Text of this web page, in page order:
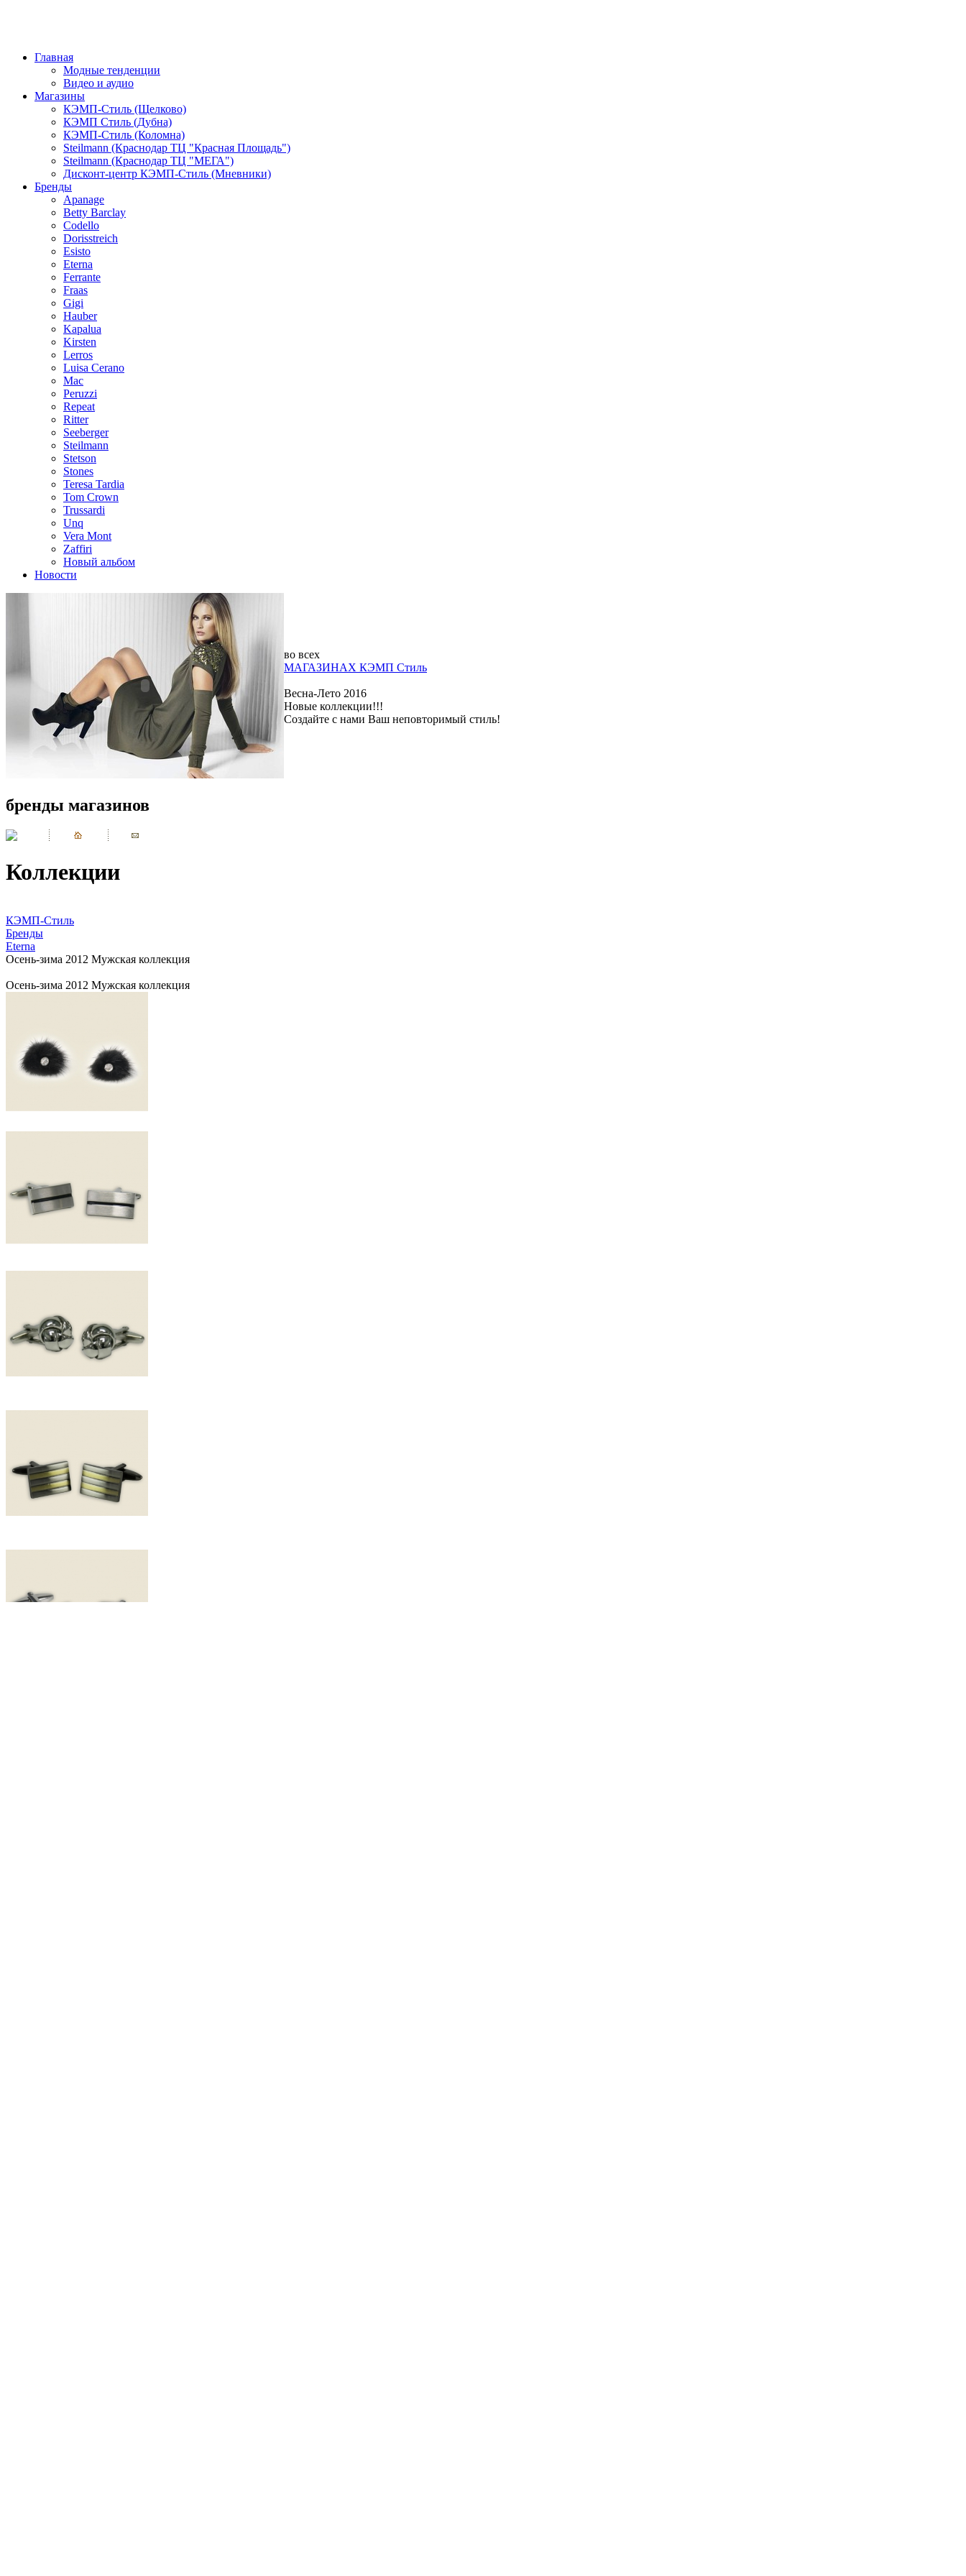
Главная
Модные тенденции
Видео и аудио
Магазины
КЭМП-Стиль (Щелково)
КЭМП Стиль (Дубна)
КЭМП-Стиль (Коломна)
Steilmann (Краснодар ТЦ "Красная Площадь")
Steilmann (Краснодар ТЦ "МЕГА")
Дисконт-центр КЭМП-Стиль (Мневники)
Бренды
Apanage
Betty Barclay
Codello
Dorisstreich
Esisto
Eterna
Ferrante
Fraas
Gigi
Hauber
Kapalua
Kirsten
Lerros
Luisa Cerano
Mac
Peruzzi
Repeat
Ritter
Seeberger
Steilmann
Stetson
Stones
Teresa Tardia
Tom Crown
Trussardi
Unq
Vera Mont
Zaffiri
Новый альбом
Новости
во всех
МАГАЗИНАХ КЭМП Стиль
Весна-Лето 2016
Новые коллекции!!!
Создайте с нами Ваш неповторимый стиль!
бренды магазинов
Коллекции
КЭМП-Стиль
Бренды
Eterna
Осень-зима 2012 Мужская коллекция
Осень-зима 2012 Мужская коллекция